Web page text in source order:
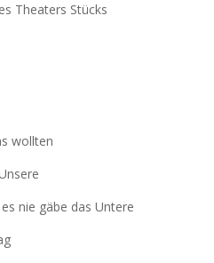
Theaters Stücks
wollten
nie gäbe das Untere